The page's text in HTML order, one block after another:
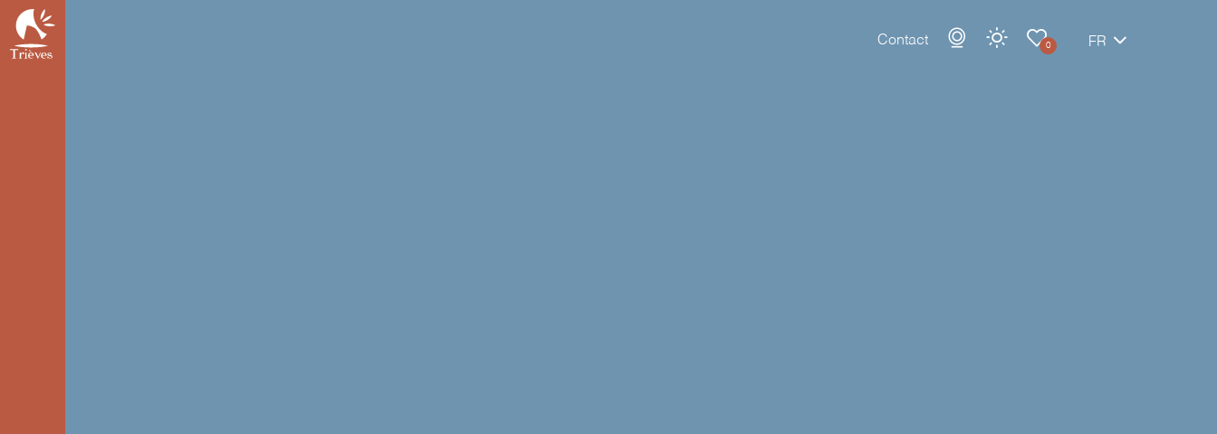
Contact 0 FR